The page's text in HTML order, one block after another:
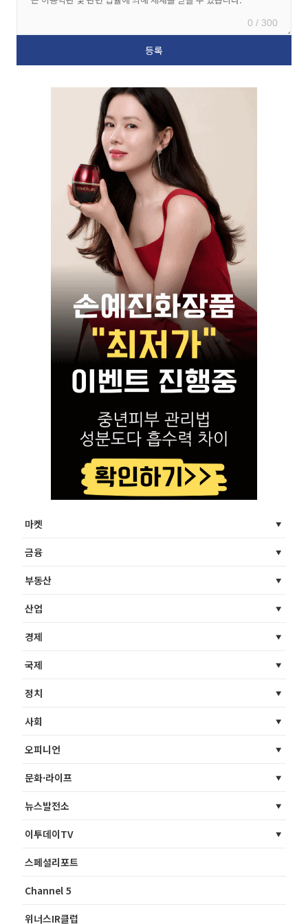
0 / 300
마켓
금융
부동산
산업
경제
국제
정치
사회
오피니언
문화·라이프
뉴스발전소
이투데이TV
스페셜리포트
Channel 5
위너스IR클럽